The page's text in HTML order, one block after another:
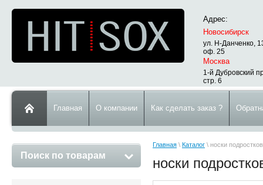
Адрес:
Новосибирск
ул. Н-Данченко,
оф. 25
Москва
1-й Дубровский
стр. 6
Главная О компании Как сделать заказ ?
Поиск по товарам
Главная \ Каталог \ носки
носки